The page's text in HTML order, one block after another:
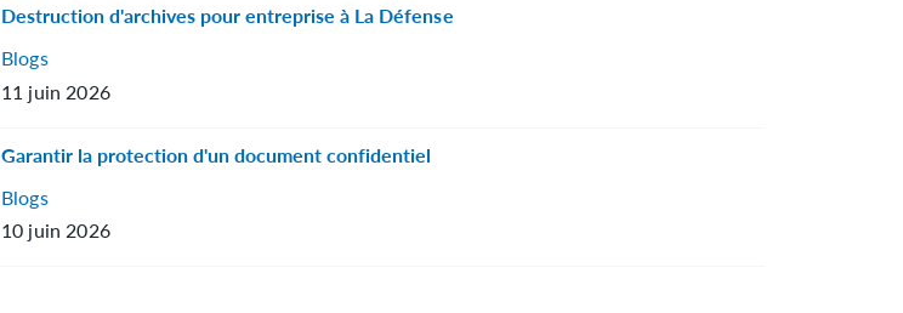
Blogs
Destruction d'archives pour entreprise à La Défense
11 juin 2026
Blogs
Garantir la protection d'un document confidentiel
10 juin 2026